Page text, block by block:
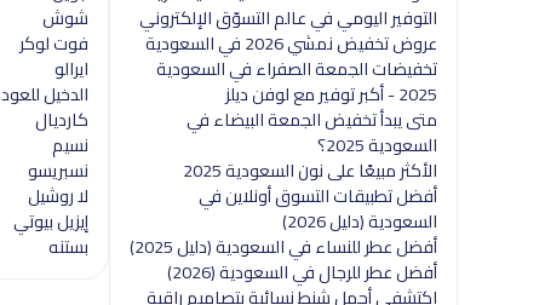
التوفير اليومي في عالم التسوّق الإلكتروني
عروض تخفيض نمشي 2026 في السعودية
تخفيضات الجمعة الصفراء في السعودية
2025 - أكبر توفير مع لوفن ديلز
متى يبدأ تخفيض الجمعة البيضاء في
السعودية 2025؟
الأكثر مبيعًا على نون السعودية 2025
أفضل تطبيقات التسوق أونلاين في
السعودية (دليل 2026)
أفضل عطر للنساء في السعودية (دليل 2025)
أفضل عطر للرجال في السعودية (2026)
اكتشفي أجمل شنط نسائية بتصاميم راقية
شوش
فوت لوكر
ايرالو
الدخيل للعود
كارديال
نسيم
نسبريسو
لا روشيل
إيزيل بيوتي
بستنه